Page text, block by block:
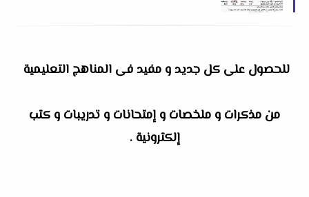
للحصول على كل جديد و مفيد فى المناهج التعليمية
من مذكرات و ملخصات و إمتحانات و تدريبات و كتب
إلكترونية .